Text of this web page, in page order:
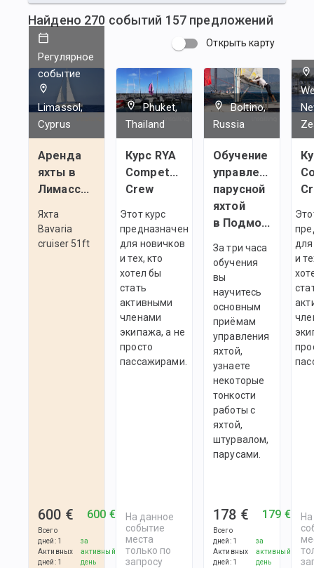
Найдено 270 событий 157 предложений
Открыть карту
Регулярное
событие
Limassol,
Cyprus
Аренда
яхты в
Лимассоле
Яхта
Bavaria
cruiser 51ft
600 €
Всего
дней: 1
Активных
дней: 1
600 €
за
активный
день
Phuket,
Thailand
Курс RYA
Competent
Crew
Этот курс
предназначен
для новичков
и тех, кто
хотел бы
стать
активными
членами
экипажа, а не
просто
пассажирами.
На данное
событие
места
только по
запросу
Boltino,
Russia
Обучение
управлению
парусной
яхтой
в Подмосковье
За три часа
обучения
вы
научитесь
основным
приёмам
управления
яхтой,
узнаете
некоторые
тонкости
работы с
яхтой,
штурвалом,
парусами.
178 €
Всего
дней: 1
Активных
дней: 1
179 €
за
активный
день
и